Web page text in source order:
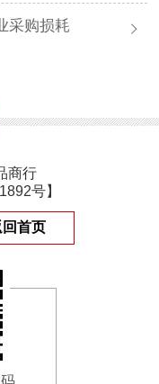
采购损耗
商行
号】
首页